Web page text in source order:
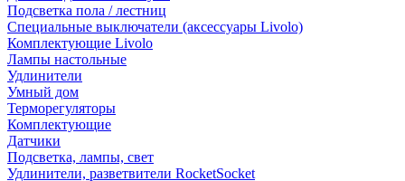
Подсветка пола / лестниц
Специальные выключатели (аксессуары Livolo)
Комплектующие Livolo
Лампы настольные
Удлинители
Умный дом
Терморегуляторы
Комплектующие
Датчики
Подсветка, лампы, свет
Удлинители, разветвители RocketSocket